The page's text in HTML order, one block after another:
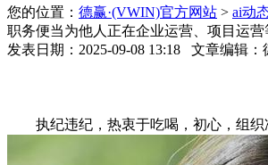
您的位置： 德赢·(VWIN)官方网站 > ai动
职务便当为他人正在企业运营、项目运营
发表日期：2025-09-08 13:18 文章编辑
执纪违纪，热衷于吃喝，初心，组织